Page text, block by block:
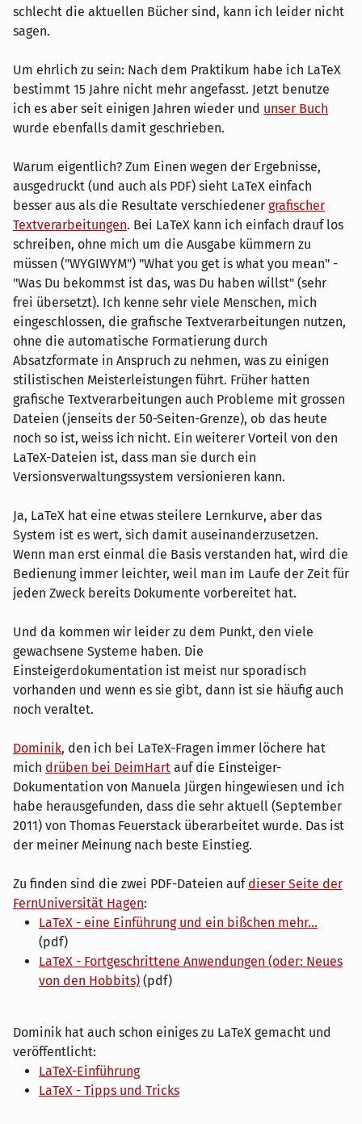
schlecht die aktuellen Bücher sind, kann ich leider nicht
sagen.
Um ehrlich zu sein: Nach dem Praktikum habe ich LaTeX
bestimmt 15 Jahre nicht mehr angefasst. Jetzt benutze
ich es aber seit einigen Jahren wieder und unser Buch
wurde ebenfalls damit geschrieben.
Warum eigentlich? Zum Einen wegen der Ergebnisse,
ausgedruckt (und auch als PDF) sieht LaTeX einfach
besser aus als die Resultate verschiedener grafischer
Textverarbeitungen. Bei LaTeX kann ich einfach drauf los
schreiben, ohne mich um die Ausgabe kümmern zu
müssen ("WYGIWYM") "What you get is what you mean" -
"Was Du bekommst ist das, was Du haben willst" (sehr
frei übersetzt). Ich kenne sehr viele Menschen, mich
eingeschlossen, die grafische Textverarbeitungen nutzen,
ohne die automatische Formatierung durch
Absatzformate in Anspruch zu nehmen, was zu einigen
stilistischen Meisterleistungen führt. Früher hatten
grafische Textverarbeitungen auch Probleme mit grossen
Dateien (jenseits der 50-Seiten-Grenze), ob das heute
noch so ist, weiss ich nicht. Ein weiterer Vorteil von den
LaTeX-Dateien ist, dass man sie durch ein
Versionsverwaltungssystem versionieren kann.
Ja, LaTeX hat eine etwas steilere Lernkurve, aber das
System ist es wert, sich damit auseinanderzusetzen.
Wenn man erst einmal die Basis verstanden hat, wird die
Bedienung immer leichter, weil man im Laufe der Zeit für
jeden Zweck bereits Dokumente vorbereitet hat.
Und da kommen wir leider zu dem Punkt, den viele
gewachsene Systeme haben. Die
Einsteigerdokumentation ist meist nur sporadisch
vorhanden und wenn es sie gibt, dann ist sie häufig auch
noch veraltet.
Dominik, den ich bei LaTeX-Fragen immer löchere hat
mich drüben bei DeimHart auf die Einsteiger-
Dokumentation von Manuela Jürgen hingewiesen und ich
habe herausgefunden, dass die sehr aktuell (September
2011) von Thomas Feuerstack überarbeitet wurde. Das ist
der meiner Meinung nach beste Einstieg.
Zu finden sind die zwei PDF-Dateien aufdieser Seite der
FernUniversität Hagen:
LaTeX - eine Einführung und ein bißchen mehr...
(pdf)
LaTeX - Fortgeschrittene Anwendungen (oder: Neues
von den Hobbits) (pdf)
Dominik hat auch schon einiges zu LaTeX gemacht und
veröffentlicht:
LaTeX-Einführung
LaTeX - Tipps und Tricks